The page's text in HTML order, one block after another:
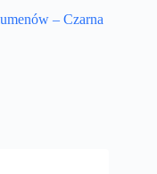
– Czarna